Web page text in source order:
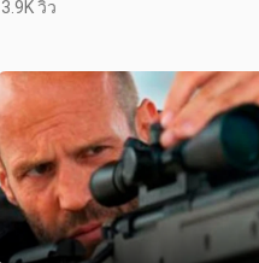
3.9K วิว